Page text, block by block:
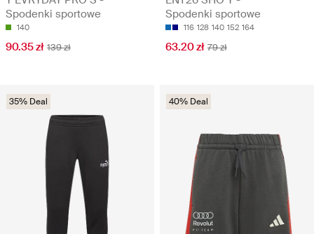
Spodenki sportowe
140
90.35 zł 139 zł
Spodenki sportowe
116 128 140 152 164
63.20 zł 79 zł
35% Deal 40% Deal